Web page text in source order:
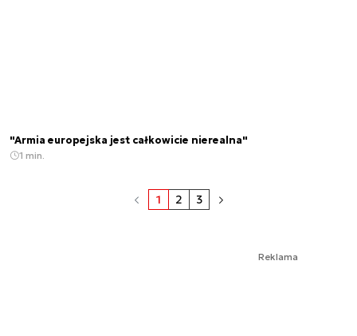
"Armia europejska jest całkowicie nierealna"
1 min.
1 2 3
Reklama